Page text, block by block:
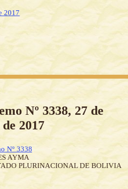
2017
Nº 3338, 27 de
2017
Nº 3338
AYMA
PLURINACIONAL DE BOLIVIA